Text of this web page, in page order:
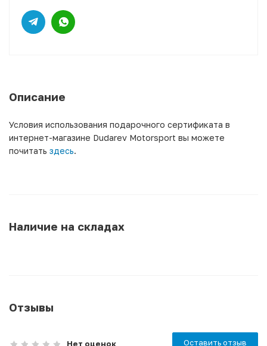
Описание
Условия использования подарочного сертификата в
интернет-магазине Dudarev Motorsport вы можете
почитать здесь.
Наличие на складах
Отзывы
Нет оценок Оставить отзыв